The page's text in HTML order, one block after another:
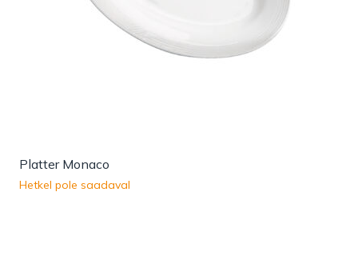
Platter Monaco
Hetkel pole saadaval